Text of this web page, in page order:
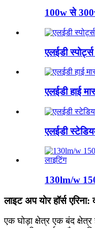
100w से
एलईडी
एलईडी हाई
एलईडी
130lm/w
लाइट अप योर हॉर्स
एक घोड़ा क्षेत्र एक बंद